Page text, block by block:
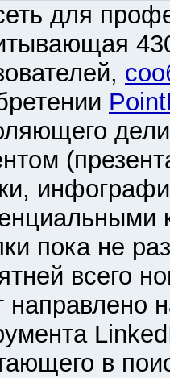
для
пока не
всего
направлено
в